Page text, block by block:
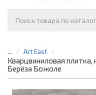
... Art East
Кварцвиниловая
Берёза Божоле